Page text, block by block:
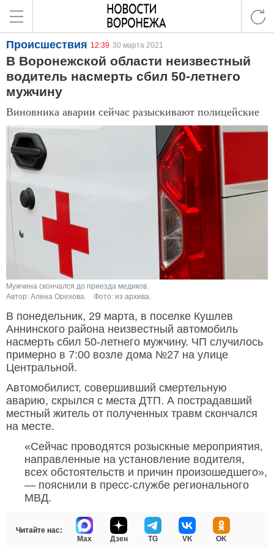
Происшествия 12:39 30 марта 2021
В Воронежской области неизвестный
водитель насмерть сбил 50-летнего
мужчину
Виновника аварии сейчас разыскивают полицейские
Мужчина скончался до приезда медиков.
Автор: Алена Орехова.
Фото: из архива.
В понедельник, 29 марта, в поселке Кушлев
Аннинского района неизвестный автомобиль
насмерть сбил 50-летнего мужчину. ЧП случилось
примерно в 7:00 возле дома №27 на улице
Центральной.
Автомобилист, совершивший смертельную
аварию, скрылся с места ДТП. А пострадавший
местный житель от полученных травм скончался
на месте.
«Сейчас проводятся розыскные мероприятия,
направленные на установление водителя,
всех обстоятельств и причин произошедшего»,
— пояснили в пресс-службе регионального
МВД.
Читайте нас:
Max
Дзен TG VK OK